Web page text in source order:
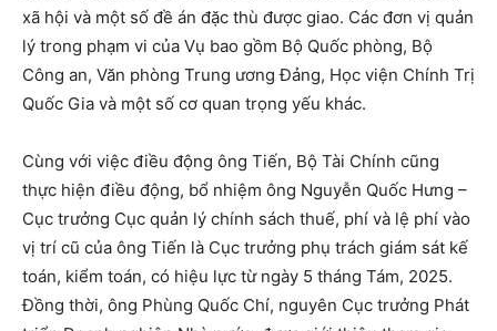
xã hội và một số đề án đặc thù được giao. Các đơn vị quản
lý trong phạm vi của Vụ bao gồm Bộ Quốc phòng, Bộ
Công an, Văn phòng Trung ương Đảng, Học viện Chính Trị
Quốc Gia và một số cơ quan trọng yếu khác.
Cùng với việc điều động ông Tiến, Bộ Tài Chính cũng
thực hiện điều động, bổ nhiệm ông Nguyễn Quốc Hưng –
Cục trưởng Cục quản lý chính sách thuế, phí và lệ phí vào
vị trí cũ của ông Tiến là Cục trưởng phụ trách giám sát kế
toán, kiểm toán, có hiệu lực từ ngày 5 tháng Tám, 2025.
Đồng thời, ông Phùng Quốc Chí, nguyên Cục trưởng Phát